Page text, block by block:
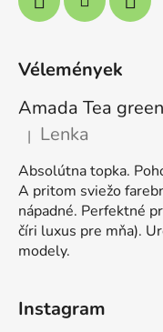
Vélemények
Amada Tea
A termék értékelése
| Lenka
Absolútna topka.
A pritom sviežo
nápadné. Perfektné
číri luxus pre mňa).
modely.
Instagram